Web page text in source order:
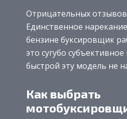
Отрицательных отзывов
Единственное
бензине буксировщик
это сугубо
быстрой эту модель не
Как выбрать